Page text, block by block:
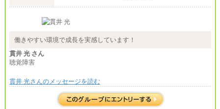
総合職 月給208,000～235,000円
※詳細はJTBキャリアサイトよりご確認ください。
総合職 月給220,000～230,000円＋地域間調整給
整給
※詳細はJTBキャリアサイトよりご確認ください。
働きやすい環境で成長を実感しています！
貫井 光 さん
聴覚障害
貫井 光さんのメッセージを読む